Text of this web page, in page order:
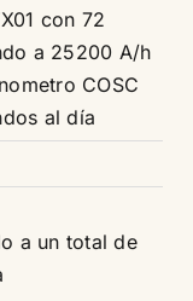
con 72
a 25200 A/h
COSC
al día
a un total de